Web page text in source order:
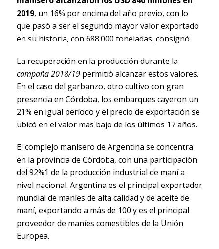
2019, un 16% por encima del año previo, con lo
que pasó a ser el segundo mayor valor exportado
en su historia, con 688.000 toneladas, consignó
La recuperación en la producción durante la
campaña 2018/19permitió alcanzar estos valores.
En el caso del garbanzo, otro cultivo con gran
presencia en Córdoba, los embarques cayeron un
21% en igual período y el precio de exportación se
ubicó en el valor más bajo de los últimos 17 años.
El complejo manisero de Argentina se concentra
en la provincia de Córdoba, con una participación
del 92%1 de la producción industrial de maní a
nivel nacional. Argentina es el principal exportador
mundial de maníes de alta calidad y de aceite de
maní, exportando a más de 100 y es el principal
proveedor de maníes comestibles de la Unión
Europea.